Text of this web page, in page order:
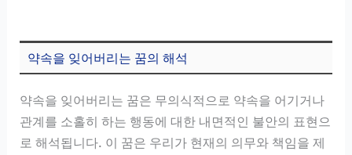
약속을 잊어버리는 꿈의 해석
약속을 잊어버리는 꿈은 무의식적으로 약속을 어기거나
관계를 소홀히 하는 행동에 대한 내면적인 불안의 표현으
로 해석됩니다. 이 꿈은 우리가 현재의 의무와 책임을 제